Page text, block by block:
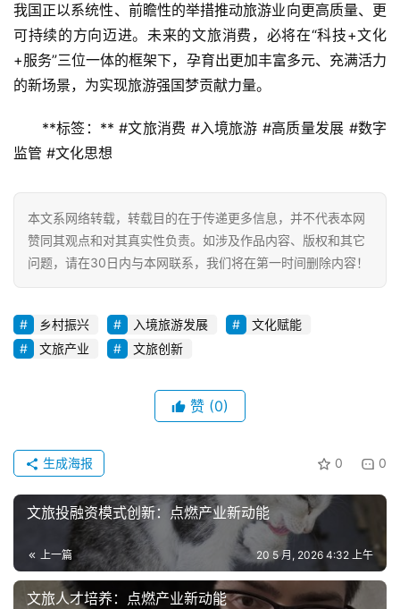
我国正以系统性、前瞻性的举措推动旅游业向更高质量、更
可持续的方向迈进。未来的文旅消费，必将在“科技+文化
+服务”三位一体的框架下，孕育出更加丰富多元、充满活力
的新场景，为实现旅游强国梦贡献力量。
**标签：** #文旅消费 #入境旅游 #高质量发展 #数字
监管 #文化思想
本文系网络转载，转载目的在于传递更多信息，并不代表本网
赞同其观点和对其真实性负责。如涉及作品内容、版权和其它
问题，请在30日内与本网联系，我们将在第一时间删除内容！
乡村振兴 入境旅游发展
文化赋能
文旅产业
文旅创新
赞 (0)
0 0
生成海报
文旅投融资模式创新：点燃产业新动能
上一篇 20 5 月, 2026 4:32 上午
文旅人才培养：点燃产业新动能